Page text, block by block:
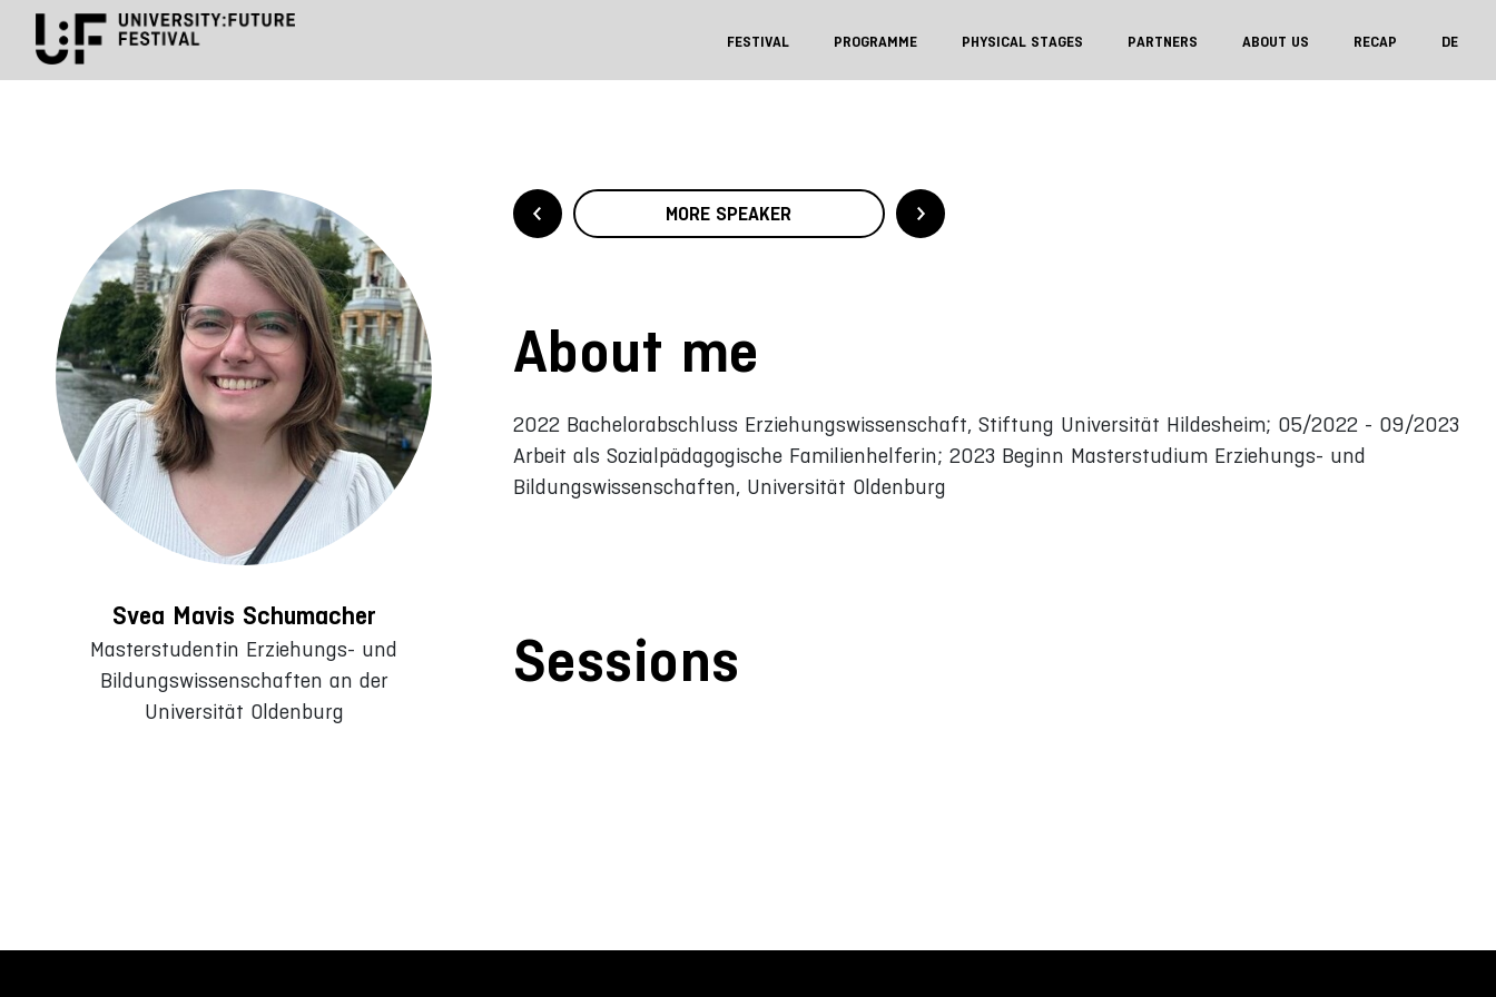
FESTIVAL PROGRAMME PHYSICAL STAGES PARTNERS ABOUT US RECAP DE
Svea Mavis Schumacher
Masterstudentin Erziehungs- und
Bildungswissenschaften an der
Universität Oldenburg
MORE SPEAKER
About me
2022 Bachelorabschluss Erziehungswissenschaft, Stiftung Universität Hildesheim; 05/2022 - 09/2023
Arbeit als Sozialpädagogische Familienhelferin; 2023 Beginn Masterstudium Erziehungs- und
Bildungswissenschaften, Universität Oldenburg
Sessions